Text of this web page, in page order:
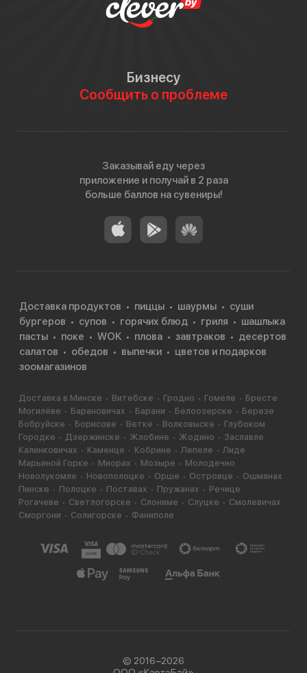
Бизнесу
Сообщить о проблеме
Заказывай еду через
приложение и получай в 2 раза
больше баллов на сувениры!
Доставка продуктов пиццы шаурмы
суши
бургеров
супов горячих блюд гриля
шашлыка
пасты
поке WOK плова завтраков
десертов
салатов
обедов выпечки
цветов и подарков
зоомагазинов
Доставка в Минске Витебске Гродно Гомеле
Бресте
Могилёве
Барановичах Барани Белоозерске
Березе
Бобруйске
Борисове Ветке Волковыске
Глубоком
Городке
Дзержинске Жлобине Жодино
Заславле
Калинковичах
Каменце Кобрине Лепеле
Лиде
Марьиной Горке
Миорах Мозыре
Молодечно
Новолукомле
Новополоцке Орше Островце
Ошмянах
Пинске
Полоцке Поставах Пружанах
Речице
Рогачеве
Светлогорске Слониме Слуцке
Смолевичах
Сморгони
Солигорске Фаниполе
© 2016−2026